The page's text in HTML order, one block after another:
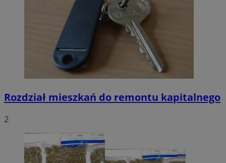
Rozdział mieszkań do remontu kapitalnego
2